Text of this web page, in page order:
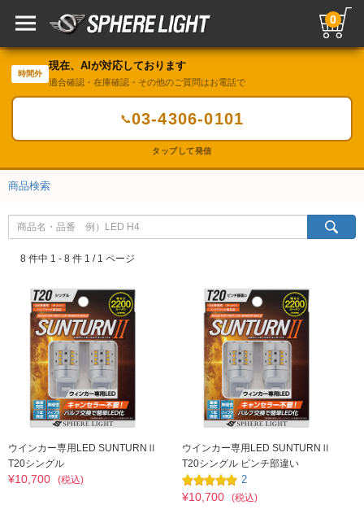
0
時間外
現在、AIが対応しております
適合確認・在庫確認・その他のご質問はお電話で
📞03-4306-0101
タップして発信
商品検索
8 件中 1 - 8 件 1 / 1 ページ
ウインカー専用LED SUNTURNⅡ
T20シングル
¥10,700 (税込)
ウインカー専用LED SUNTURNⅡ
T20シングル ピンチ部違い
2
¥10,700 (税込)